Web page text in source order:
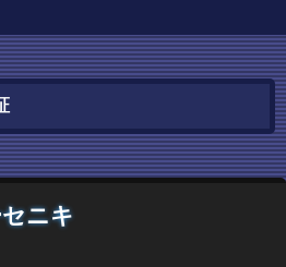
ニキ